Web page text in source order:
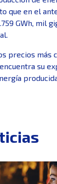
que en el
GWh, mil
precios más
su